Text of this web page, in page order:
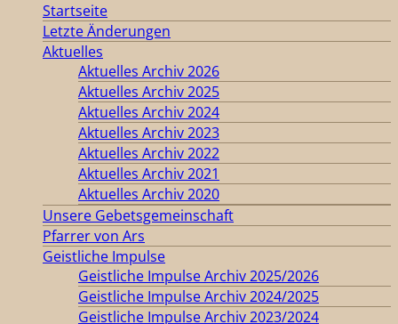
Startseite
Letzte Änderungen
Aktuelles
Aktuelles Archiv 2026
Aktuelles Archiv 2025
Aktuelles Archiv 2024
Aktuelles Archiv 2023
Aktuelles Archiv 2022
Aktuelles Archiv 2021
Aktuelles Archiv 2020
Unsere Gebetsgemeinschaft
Pfarrer von Ars
Geistliche Impulse
Geistliche Impulse Archiv 2025/2026
Geistliche Impulse Archiv 2024/2025
Geistliche Impulse Archiv 2023/2024